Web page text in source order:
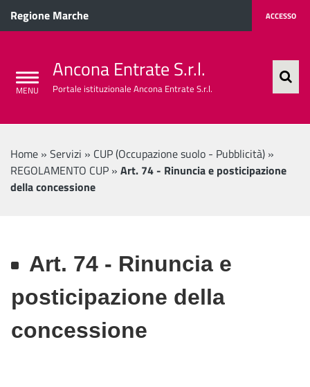
Regione Marche ACCESSO
Ancona Entrate S.r.l.
Portale istituzionale Ancona Entrate S.r.l.
Home » Servizi » CUP (Occupazione suolo - Pubblicità) »
REGOLAMENTO CUP » Art. 74 - Rinuncia e posticipazione
della concessione
Art. 74 - Rinuncia e
posticipazione della
concessione